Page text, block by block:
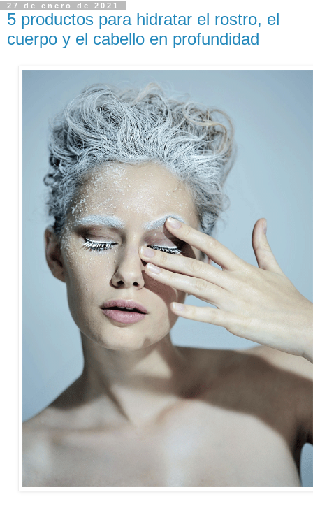
27 de enero de 2021
5 productos para hidratar el rostro, el
cuerpo y el cabello en profundidad